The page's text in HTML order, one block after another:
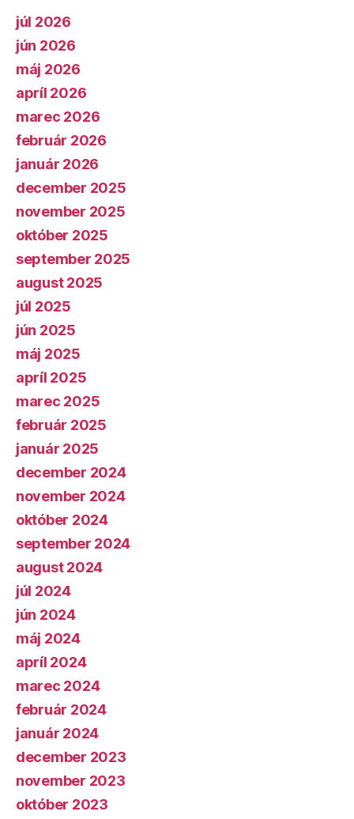
júl 2026
jún 2026
máj 2026
apríl 2026
marec 2026
február 2026
január 2026
december 2025
november 2025
október 2025
september 2025
august 2025
júl 2025
jún 2025
máj 2025
apríl 2025
marec 2025
február 2025
január 2025
december 2024
november 2024
október 2024
september 2024
august 2024
júl 2024
jún 2024
máj 2024
apríl 2024
marec 2024
február 2024
január 2024
december 2023
november 2023
október 2023